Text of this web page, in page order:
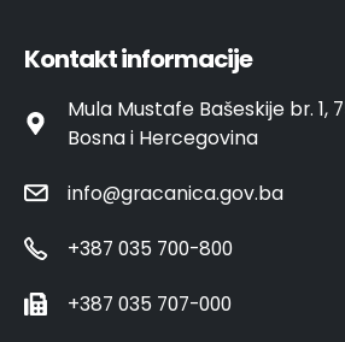
Kontakt informacije
Mula Mustafe Bašeskije br. 1,
Bosna i Hercegovina
info@gracanica.gov.ba
+387 035 700-800
+387 035 707-000